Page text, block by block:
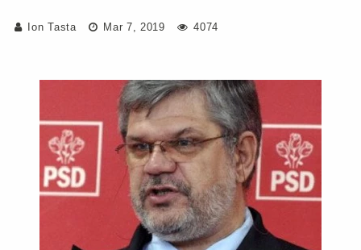
Ion Tasta Mar 7, 2019 4074